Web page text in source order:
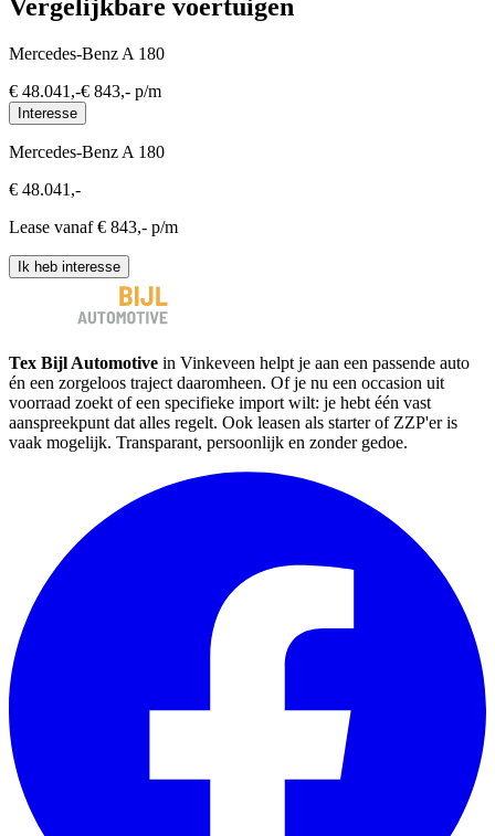
Vergelijkbare voertuigen
Mercedes-Benz A 180
€ 48.041 ,-€ 843,- p/m
Interesse
Mercedes-Benz A 180
€ 48.041 ,-
Lease vanaf € 843,- p/m
Ik heb interesse
Tex Bijl Automotive in Vinkeveen helpt je aan een passende auto
én een zorgeloos traject daaromheen. Of je nu een occasion uit
voorraad zoekt of een specifieke import wilt: je hebt één vast
aanspreekpunt dat alles regelt. Ook leasen als starter of ZZP'er is
vaak mogelijk. Transparant, persoonlijk en zonder gedoe.